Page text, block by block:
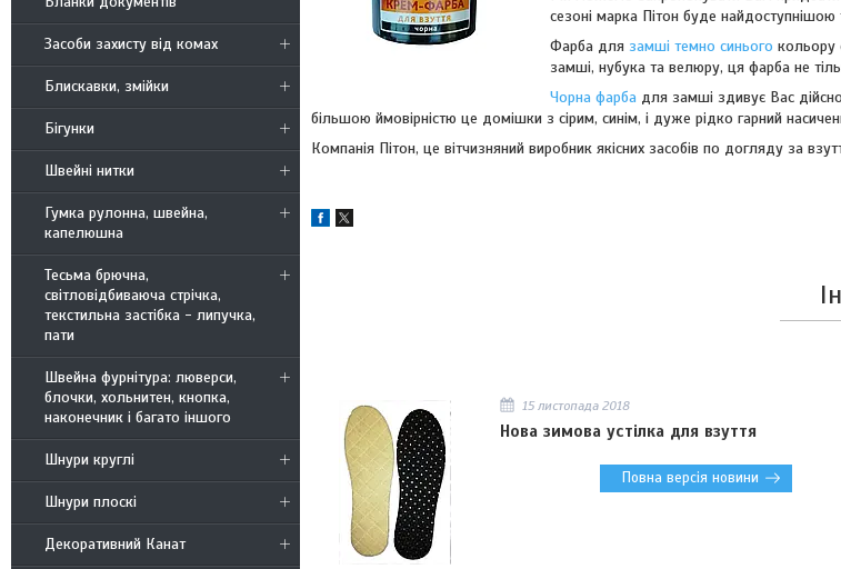
Засоби захисту від комах
Блискавки, змійки
Бігунки
Швейні нитки
Гумка рулонна, швейна,
капелюшна
Тесьма брючна,
світловідбиваюча стрічка,
текстильна застібка - липучка,
пати
Швейна фурнітура: люверси,
блочки, хольнитен, кнопка,
наконечник і багато іншого
Шнури круглі
Шнури плоскі
Декоративний Канат
сезоні марка Пітон буде
Фарба для замші темно синього кольору
замші, нубука та велюру, ця фарба не
Чорна фарба для замші здивує Вас
більшою ймовірністю це домішки з сірим, синім, і дуже рідко гарний
Компанія Пітон, це вітчизняний виробник якісних засобів по догляду за
15 листопада 2018
Нова зимова устілка для взуття
Повна версія новини